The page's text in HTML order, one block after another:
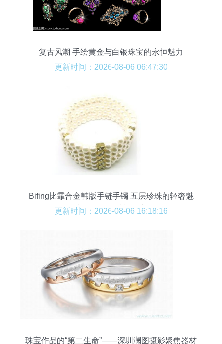
复古风潮 手绘黄金与白银珠宝的永恒魅力
更新时间：2026-08-06 06:47:30
Bifing比霏合金韩版手链手镯 五层珍珠的轻奢魅
力，演绎气质新风尚
更新时间：2026-08-06 16:18:16
珠宝作品的“第二生命”——深圳澜图摄影聚焦器材